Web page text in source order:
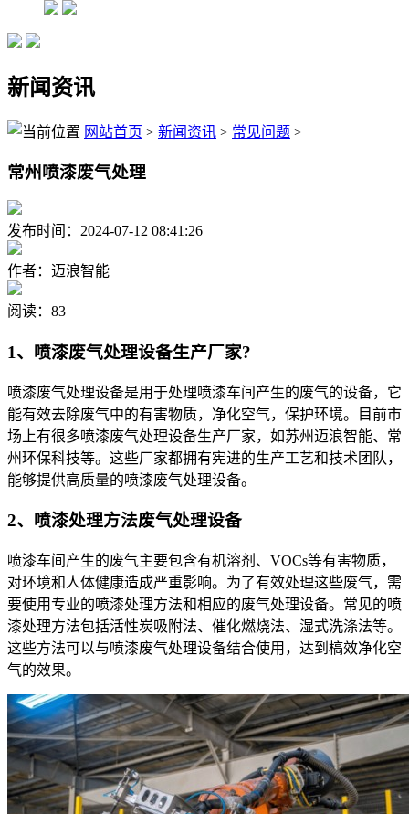
新闻资讯
网站首页 > 新闻资讯 > 常见问题 >
常州喷漆废气处理
发布时间：2024-07-12 08:41:26
作者：迈浪智能
阅读：83
1、喷漆废气处理设备生产厂家?
喷漆废气处理设备是用于处理喷漆车间产生的废气的设备，它
能有效去除废气中的有害物质，净化空气，保护环境。目前市
场上有很多喷漆废气处理设备生产厂家，如苏州迈浪智能、常
州环保科技等。这些厂家都拥有宪进的生产工艺和技术团队，
能够提供高质量的喷漆废气处理设备。
2、喷漆处理方法废气处理设备
喷漆车间产生的废气主要包含有机溶剂、VOCs等有害物质，
对环境和人体健康造成严重影响。为了有效处理这些废气，需
要使用专业的喷漆处理方法和相应的废气处理设备。常见的喷
漆处理方法包括活性炭吸附法、催化燃烧法、湿式洗涤法等。
这些方法可以与喷漆废气处理设备结合使用，达到槁效净化空
气的效果。